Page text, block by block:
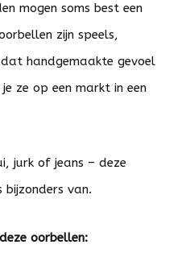
mogen soms best een
zijn speels,
handgemaakte gevoel
ze op een markt in een
jurk of jeans – deze
van.
oorbellen: